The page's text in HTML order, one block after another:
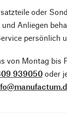
oder
und Anliegen
persönlich
von Montag bis
939050oder